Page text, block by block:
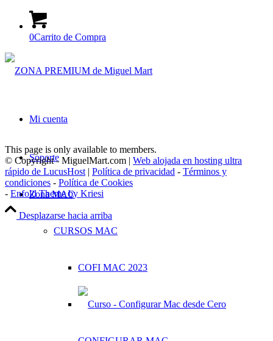
0Carrito de Compra
Mi cuenta
Soporte
Zona MAC
CURSOS MAC
COFI MAC 2023
This page is only available to members.
© Copyright - MiguelMart.com | Web alojada en hosting ultra
rápido de LucusHost | Política de privacidad - Términos y
condiciones - Política de Cookies
- Enfold Theme by Kriesi
Desplazarse hacia arriba